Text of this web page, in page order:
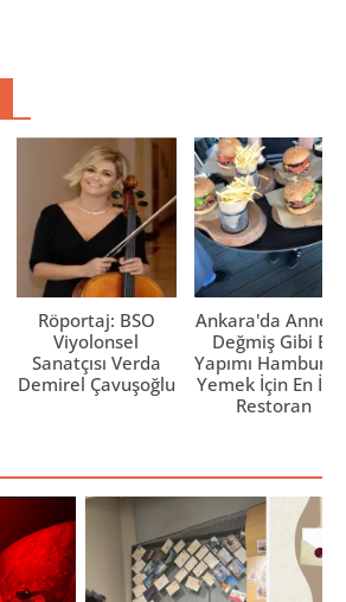
Röportaj: BSO
Viyolonsel
Sanatçısı Verda
Demirel Çavuşoğlu
Ankara'da Anne
Değmiş Gibi Ev
Yapımı
Yemek İçin En İyi
Restoran